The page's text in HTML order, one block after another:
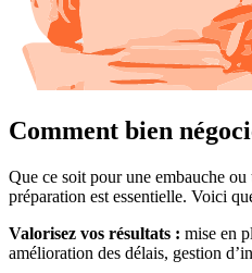
Comment bien
Que ce soit pour une embauche
préparation est essentielle. Voici
Valorisez vos résultats : mise en
amélioration des délais, gestion